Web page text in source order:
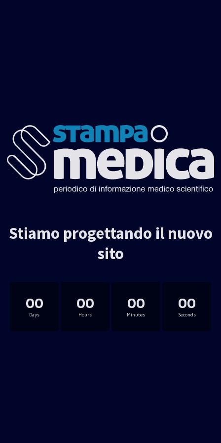
Stiamo progettando il nuovo
sito
00
Days
00
Hours
00
Minutes
00
Seconds